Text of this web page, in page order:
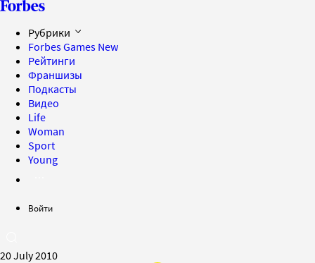
Рубрики
Forbes Games New
Рейтинги
Франшизы
Подкасты
Видео
Life
Woman
Sport
Young
Войти
20 July 2010